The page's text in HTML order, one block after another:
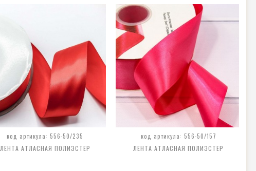
код артикула: 556-50/235
ЛЕНТА АТЛАСНАЯ ПОЛИЭСТЕР
код артикула: 556-50/157
ЛЕНТА АТЛАСНАЯ ПОЛИЭСТЕР